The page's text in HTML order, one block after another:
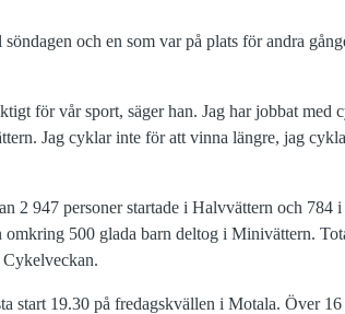
och en som var på plats för andra
för vår sport, säger han. Jag har jobbat med
Jag cyklar inte för att vinna längre, jag
2 947 personer startade i Halvvättern och 784
500 glada barn deltog i Minivättern.
start 19.30 på fredagskvällen i Motala. Över